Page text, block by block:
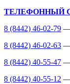
ТЕЛЕФОННЫЙ
8 (8442) 46-02-79 —
8 (8442) 46-02-63 —
8 (8442) 40-55-47 —
8 (8442) 40-55-12 —